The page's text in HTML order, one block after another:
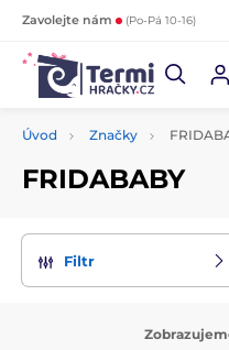
Zavolejte nám (Po-Pá 10-16)
Úvod Značky
FRIDABABY
Filtr